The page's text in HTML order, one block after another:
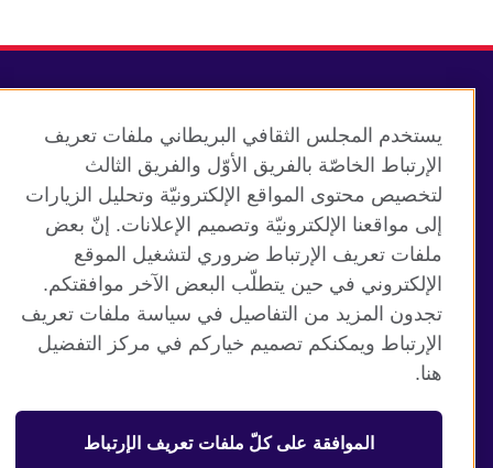
Connect with us
Facebook Twitter
Blog Instagram
TikTok Youtube
British Council Global
يستخدم المجلس الثقافي البريطاني ملفات تعريف
الإرتباط الخاصّة بالفريق الأوّل والفريق الثالث
لتخصيص محتوى المواقع الإلكترونيّة وتحليل الزيارات
إلى مواقعنا الإلكترونيّة وتصميم الإعلانات. إنّ بعض
ملفات تعريف الإرتباط ضروري لتشغيل الموقع
الإلكتروني في حين يتطلّب البعض الآخر موافقتكم.
تجدون المزيد من التفاصيل في سياسة ملفات تعريف
الإرتباط ويمكنكم تصميم خياركم في مركز التفضيل
هنا.
الموافقة على كلّ ملفات تعريف الإرتباط